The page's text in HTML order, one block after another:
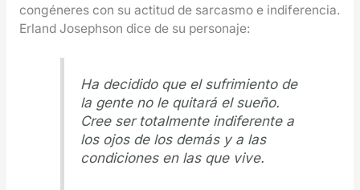
congéneres con su actitud de sarcasmo e indiferencia.
Erland Josephson dice de su personaje:
Ha decidido que el sufrimiento de
la gente no le quitará el sueño.
Cree ser totalmente indiferente a
los ojos de los demás y a las
condiciones en las que vive.